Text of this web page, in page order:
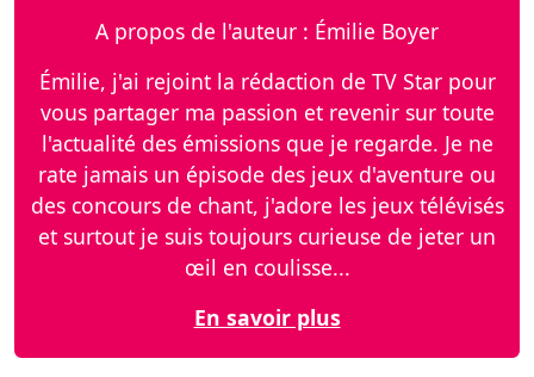
A propos de l'auteur : Émilie Boyer
Émilie, j'ai rejoint la rédaction de TV Star pour
vous partager ma passion et revenir sur toute
l'actualité des émissions que je regarde. Je ne
rate jamais un épisode des jeux d'aventure ou
des concours de chant, j'adore les jeux télévisés
et surtout je suis toujours curieuse de jeter un
œil en coulisse...
En savoir plus